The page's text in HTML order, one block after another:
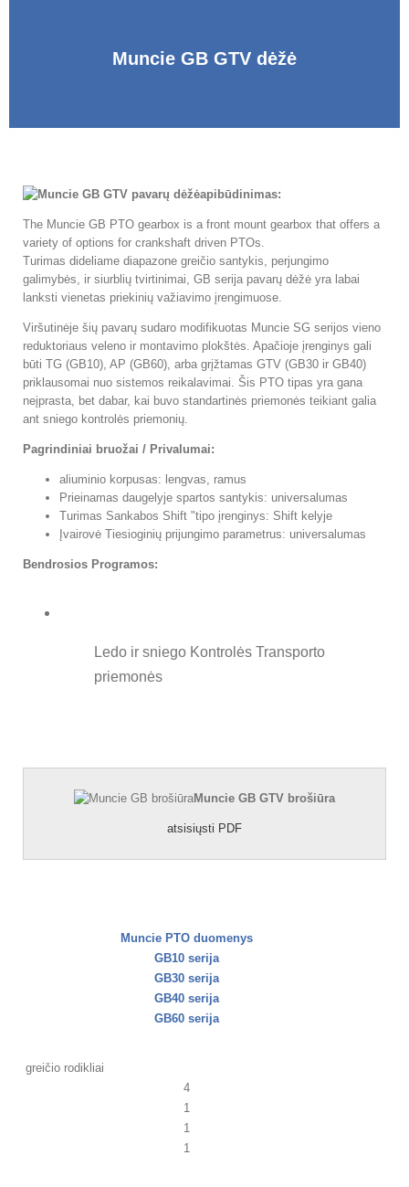
Muncie GB GTV dėžė
apibūdinimas:
The Muncie GB PTO gearbox is a front mount gearbox that offers a
variety of options for crankshaft driven PTOs.
Turimas dideliame diapazone greičio santykis, perjungimo
galimybės, ir siurblių tvirtinimai, GB serija pavarų dėžė yra labai
lanksti vienetas priekinių važiavimo įrengimuose.
Viršutinėje šių pavarų sudaro modifikuotas Muncie SG serijos vieno
reduktoriaus veleno ir montavimo plokštės. Apačioje įrenginys gali
būti TG (GB10), AP (GB60), arba grįžtamas GTV (GB30 ir GB40)
priklausomai nuo sistemos reikalavimai. Šis PTO tipas yra gana
neįprasta, bet dabar, kai buvo standartinės priemonės teikiant galia
ant sniego kontrolės priemonių.
Pagrindiniai bruožai / Privalumai:
aliuminio korpusas: lengvas, ramus
Prieinamas daugelyje spartos santykis: universalumas
Turimas Sankabos Shift "tipo įrenginys: Shift kelyje
Įvairovė Tiesioginių prijungimo parametrus: universalumas
Bendrosios Programos:
Ledo ir sniego Kontrolės Transporto
priemonės
Muncie GB GTV brošiūra
atsisiųsti PDF
Muncie PTO duomenys
GB10 serija
GB30 serija
GB40 serija
GB60 serija
greičio rodikliai
4
1
1
1